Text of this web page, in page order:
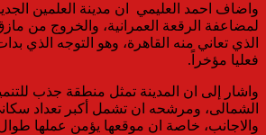
واضاف احمد العليمي ان مدينة العلمين
لمضاعفة الرقعة العمرانية، والخروج من
الذي تعاني منه القاهرة، وهو التوجه الذي
فعليا مؤخراً.
واشار إلى ان المدينة تمثل منطقة جذب
الشمالى، ومرشحه ان تشمل أكبر تعداد
والاجانب، خاصة ان موقعها يؤمن عملها طوال